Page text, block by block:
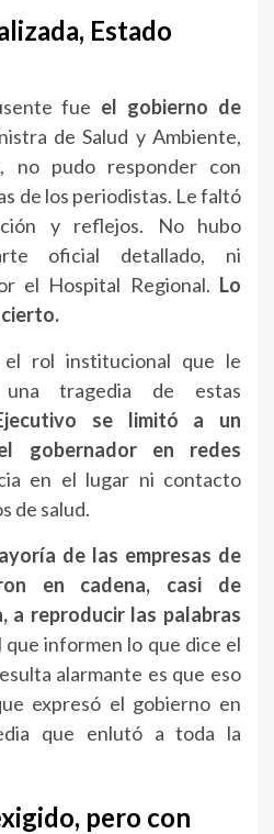
Estado
fue el gobierno de
de Salud y Ambiente,
, no pudo responder con
de los periodistas. Le faltó
y reflejos. No hubo
oficial detallado, ni
el Hospital Regional. Lo
rol institucional que le
una tragedia de estas
se limitó a un
gobernador en redes
en el lugar ni contacto
de salud.
de las empresas de
en cadena, casi de
a reproducir las palabras
que informen lo que dice el
alarmante es que eso
expresó el gobierno en
que enlutó a toda la
pero con